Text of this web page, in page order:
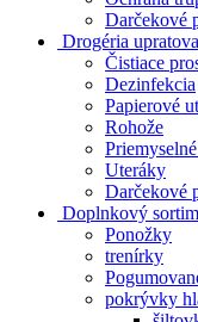
Darčekové
Drogéria
Čistiace
Dezinfekcia
Papierové
Rohože
Uteráky
Darčekové
Doplnkový
Ponožky
trenírky
pokrývky